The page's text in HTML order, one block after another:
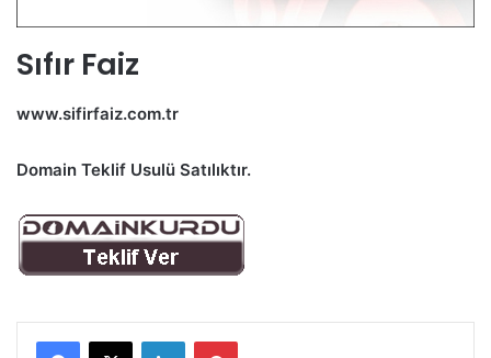
Sıfır Faiz
www.sifirfaiz.com.tr
Domain Teklif Usulü Satılıktır.
LinkedInPinterest